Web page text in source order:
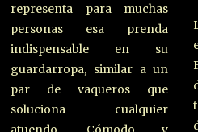
representa para muchas
personas esa prenda
indispensable en su
guardarropa, similar a un
par de vaqueros que
soluciona cualquier